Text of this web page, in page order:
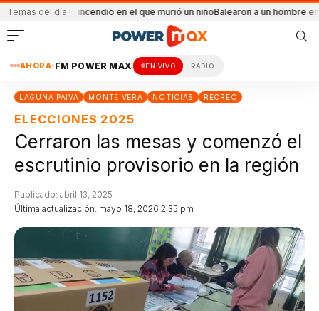
Temas del día
el incendio en el que murió un niñoBalearon a un hombre en un
AHORA: FM POWER MAX EN VIVO RADIO
LAGUNA PAIVA MONTE VERA NOTICIAS RECREO
ELECCIONES 2025
Cerraron las mesas y comenzó el
escrutinio provisorio en la región
Última actualización: mayo 18, 2026 2:35 pm
Publicado: abril 13, 2025